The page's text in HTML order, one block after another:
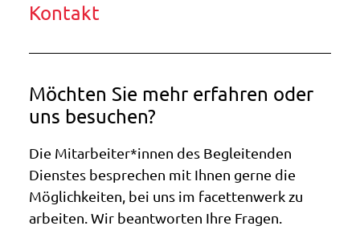
Kontakt
Möchten Sie mehr erfahren oder
uns besuchen?
Die Mitarbeiter*innen des Begleitenden
Dienstes besprechen mit Ihnen gerne die
Möglichkeiten, bei uns im facettenwerk zu
arbeiten. Wir beantworten Ihre Fragen.